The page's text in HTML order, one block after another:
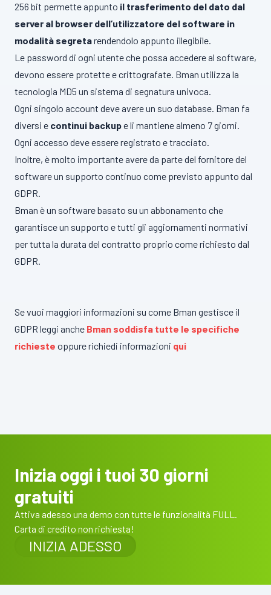
256 bit permette appunto il trasferimento del dato dal
server al browser dell’utilizzatore del software in
modalità segretarendendolo appunto illegibile.
Le password di ogni utente che possa accedere al software,
devono essere protette e crittografate. Bman utilizza la
tecnologia MD5 un sistema di segnatura univoca.
Ogni singolo account deve avere un suo database. Bman fa
diversi e continui backupe li mantiene almeno 7 giorni.
Ogni accesso deve essere registrato e tracciato.
Inoltre, è molto importante avere da parte del fornitore del
software un supporto continuo come previsto appunto dal
GDPR.
Bman è un software basato su un abbonamento che
garantisce un supporto e tutti gli aggiornamenti normativi
per tutta la durata del contratto proprio come richiesto dal
GDPR.
Se vuoi maggiori informazioni su come Bman gestisce il
GDPR leggi anche Bman soddisfa tutte le specifiche
richieste oppure richiedi informazioni qui
Inizia oggi i tuoi 30 giorni
gratuiti
Attiva adesso una demo con tutte le funzionalità FULL.
Carta di credito non richiesta!
INIZIA ADESSO